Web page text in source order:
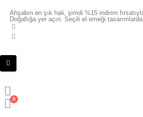
Ahşabın en şık hali, şimdi %15 indirim
Doğallığa yer açın: Seçili el emeği
0